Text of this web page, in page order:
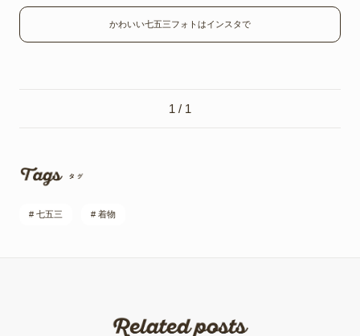
かわいい七五三フォトはインスタで
1 / 1
# 七五三 # 着物